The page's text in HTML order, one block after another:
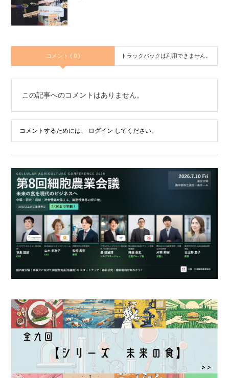
コメント ( 0 ) トラックバックは利用できません。
この記事へのコメントはありません。
コメントするためには、 ログイン してください。